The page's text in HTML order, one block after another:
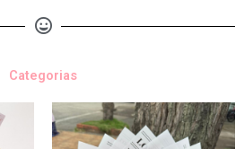
Categorias